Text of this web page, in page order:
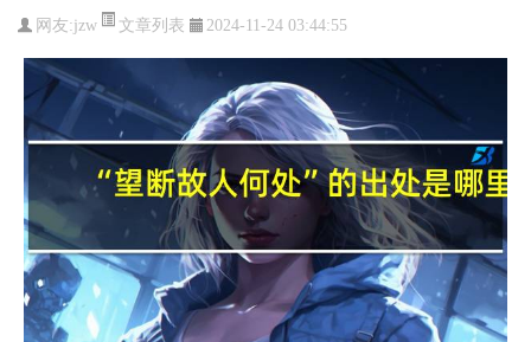
网友:jzw 文章列表 2024-11-24 03:44:55